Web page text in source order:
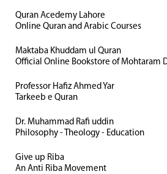
Quran Acedemy Lahore
Online Quran and Arabic Courses
Maktaba Khuddam ul Quran
Official Online Bookstore of Mohtaram
Professor Hafiz Ahmed Yar
Tarkeeb e Quran
Dr. Muhammad Rafi uddin
Philosophy - Theology - Education
Give up Riba
An Anti Riba Movement